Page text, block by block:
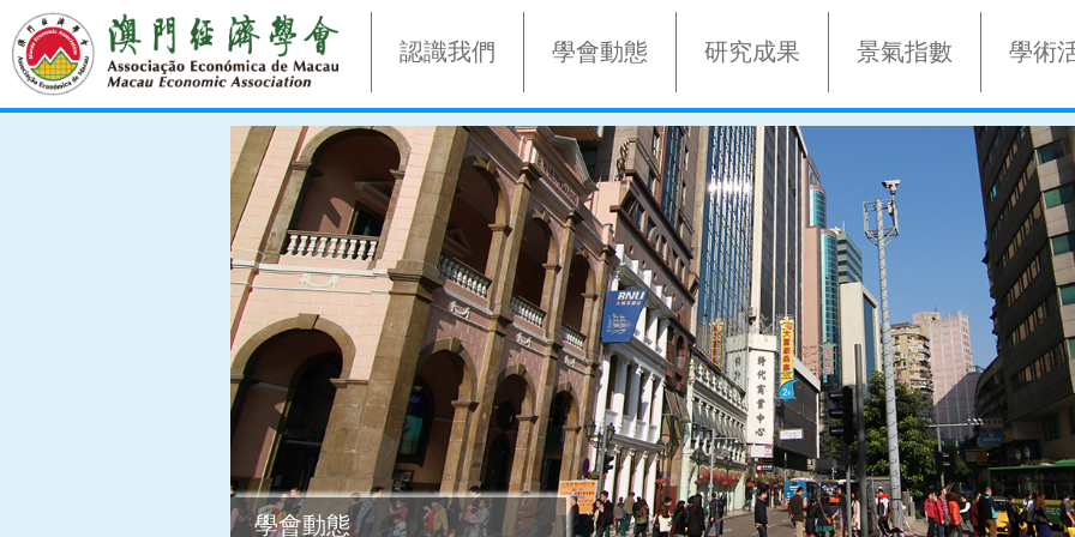
認識我們 學會動態 研究成果 景氣指數 學術
學會動態